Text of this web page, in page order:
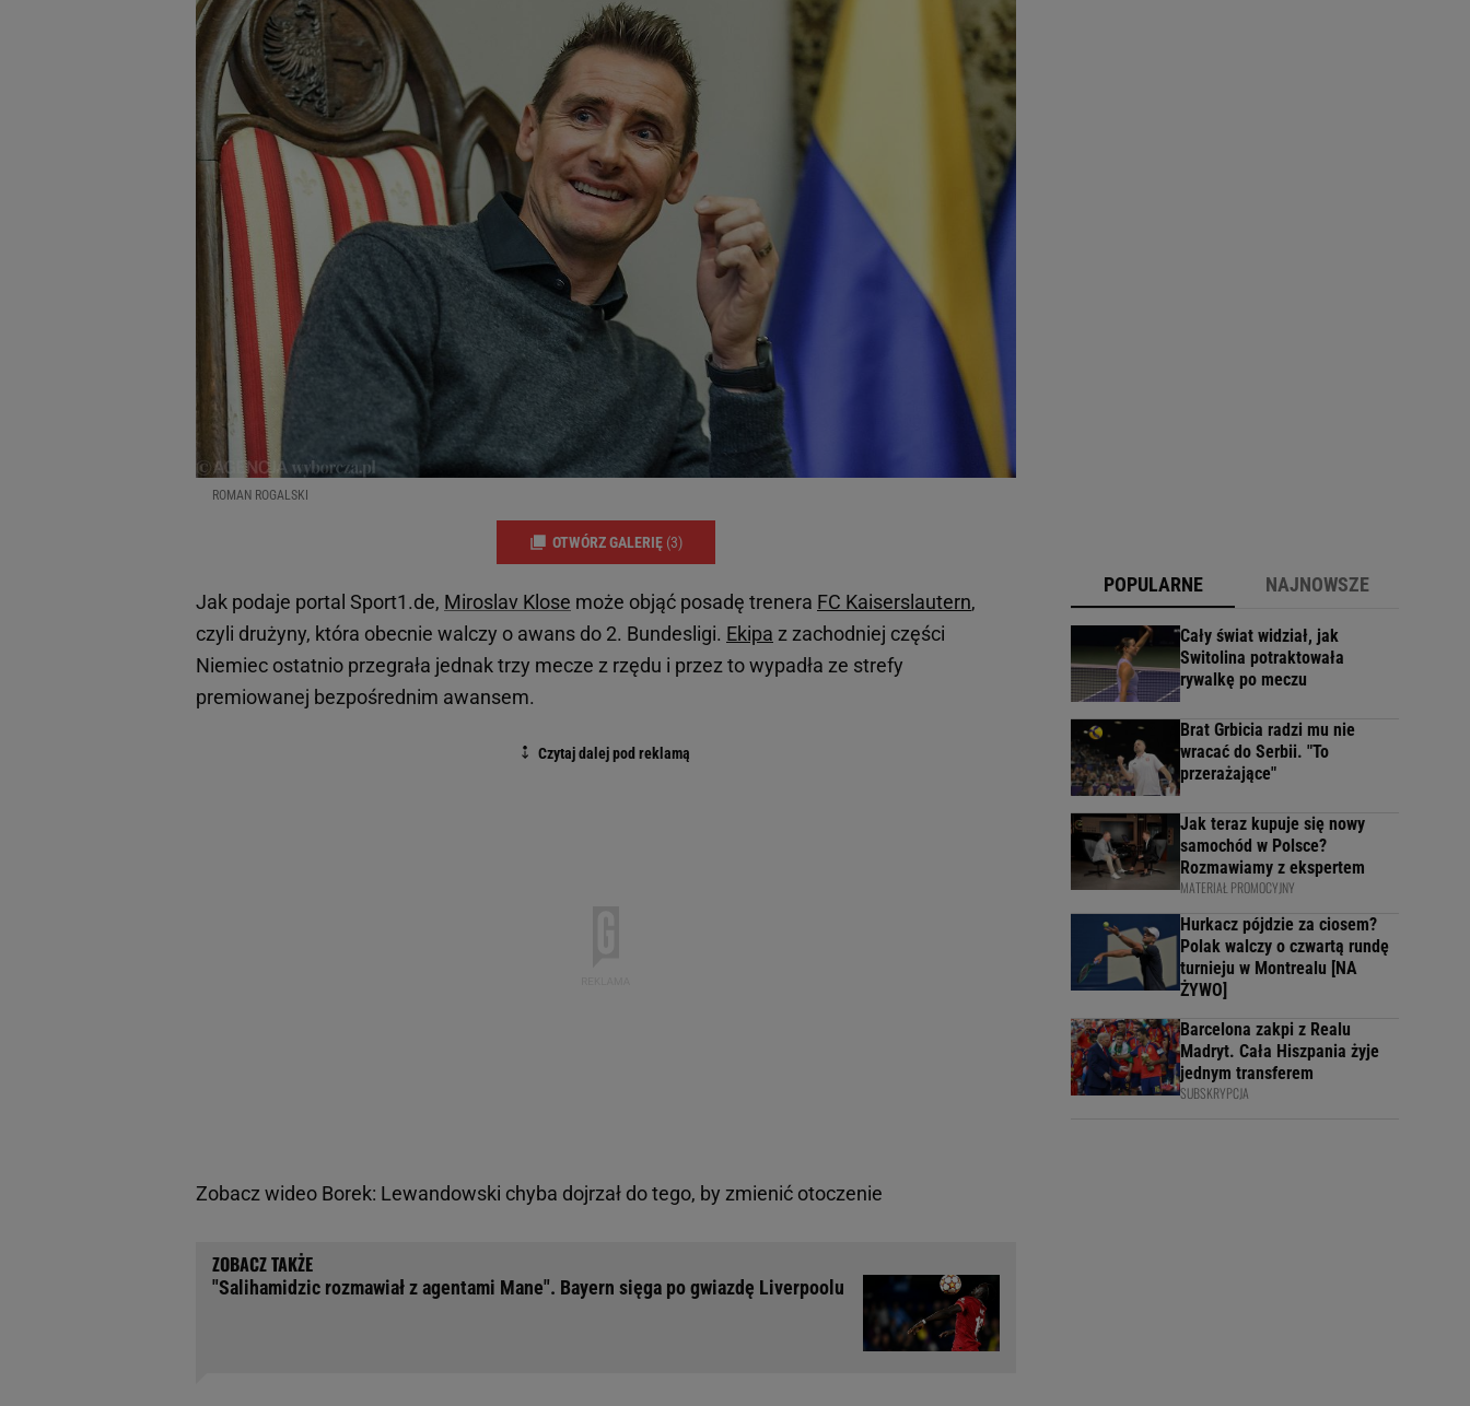
ROMAN ROGALSKI
OTWÓRZ GALERIĘ (3)
Jak podaje portal Sport1.de, Miroslav Klose może objąć posadę trenera FC Kaiserslautern,
czyli drużyny, która obecnie walczy o awans do 2. Bundesligi. Ekipa z zachodniej części
Niemiec ostatnio przegrała jednak trzy mecze z rzędu i przez to wypadła ze strefy
premiowanej bezpośrednim awansem.
Zobacz wideo Borek: Lewandowski chyba dojrzał do tego, by zmienić otoczenie
"Salihamidzic rozmawiał z agentami Mane". Bayern sięga po gwiazdę Liverpoolu
POPULARNE NAJNOWSZE
Cały świat widział, jak
Switolina potraktowała
rywalkę po meczu
Brat Grbicia radzi mu nie
wracać do Serbii. "To
przerażające"
Jak teraz kupuje się nowy
samochód w Polsce?
Rozmawiamy z ekspertem
MATERIAŁ PROMOCYJNY
Hurkacz pójdzie za ciosem?
Polak walczy o czwartą rundę
turnieju w Montrealu [NA
ŻYWO]
Barcelona zakpi z Realu
Madryt. Cała Hiszpania żyje
jednym transferem
SUBSKRYPCJA